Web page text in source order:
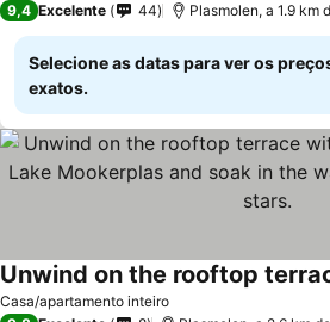
9,4 Excelente 44 Plasmolen, a 1.9 km
Selecione as datas para ver os
exatos.
Casa/apartamento inteiro
Ver preços